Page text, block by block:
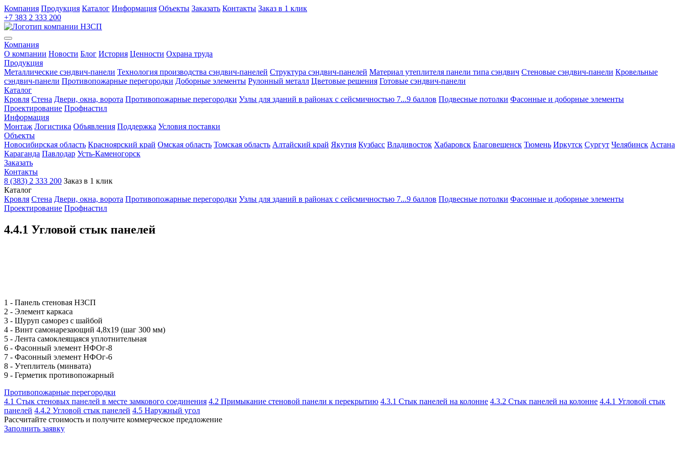
Компания Продукция Каталог Информация Объекты Заказать Контакты Заказ в 1 клик
+7 383 2 333 200
Компания
О компании Новости Блог История Ценности Охрана труда
Продукция
Металлические сэндвич-панели Технология производства сэндвич-панелей Структура сэндвич-панелей Материал утеплителя панели типа сэндвич Стеновые сэндвич-панели Кровельные
сэндвич-панели Противопожарные перегородки Доборные элементы Рулонный металл Цветовые решения Готовые сэндвич-панели
Каталог
Кровля Cтена Двери, окна, ворота Противопожарные перегородки Узлы для зданий в районах с сейсмичностью 7...9 баллов Подвесные потолки Фасонные и доборные элементы
Проектирование Профнастил
Информация
Монтаж Логистика Объявления Поддержка Условия поставки
Объекты
Новосибирская область Красноярский край Омская область Томская область Алтайский край Якутия Кузбасс Владивосток Хабаровск Благовещенск Тюмень Иркутск Сургут Челябинск Астана
Караганда Павлодар Усть-Каменогорск
Заказать
Контакты
8 (383) 2 333 200 Заказ в 1 клик
Каталог
Кровля Cтена Двери, окна, ворота Противопожарные перегородки Узлы для зданий в районах с сейсмичностью 7...9 баллов Подвесные потолки Фасонные и доборные элементы
Проектирование Профнастил
4.4.1 Угловой стык панелей
1 - Панель стеновая НЗСП
2 - Элемент каркаса
3 - Шуруп саморез с шайбой
4 - Винт самонарезающий 4,8х19 (шаг 300 мм)
5 - Лента самоклеящаяся уплотнительная
6 - Фасонный элемент НФОг-8
7 - Фасонный элемент НФОг-6
8 - Утеплитель (минвата)
9 - Герметик противопожарный
Противопожарные перегородки
4.1 Стык стеновых панелей в месте замкового соединения 4.2 Примыкание стеновой панели к перекрытию 4.3.1 Стык панелей на колонне 4.3.2 Стык панелей на колонне 4.4.1 Угловой стык
панелей 4.4.2 Угловой стык панелей 4.5 Наружный угол
Рассчитайте стоимость и получите коммерческое предложение
Заполнить заявку